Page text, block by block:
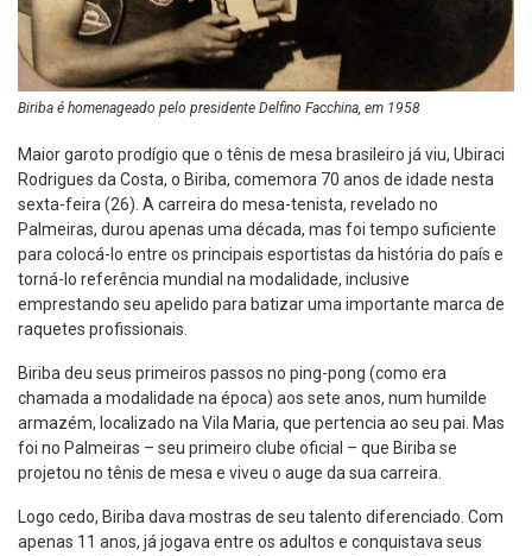
Biriba é homenageado pelo presidente Delfino Facchina, em 1958
Maior garoto prodígio que o tênis de mesa brasileiro já viu, Ubiraci
Rodrigues da Costa, o Biriba, comemora 70 anos de idade nesta
sexta-feira (26). A carreira do mesa-tenista, revelado no
Palmeiras, durou apenas uma década, mas foi tempo suficiente
para colocá-lo entre os principais esportistas da história do país e
torná-lo referência mundial na modalidade, inclusive
emprestando seu apelido para batizar uma importante marca de
raquetes profissionais.
Biriba deu seus primeiros passos no ping-pong (como era
chamada a modalidade na época) aos sete anos, num humilde
armazém, localizado na Vila Maria, que pertencia ao seu pai. Mas
foi no Palmeiras – seu primeiro clube oficial – que Biriba se
projetou no tênis de mesa e viveu o auge da sua carreira.
Logo cedo, Biriba dava mostras de seu talento diferenciado. Com
apenas 11 anos, já jogava entre os adultos e conquistava seus